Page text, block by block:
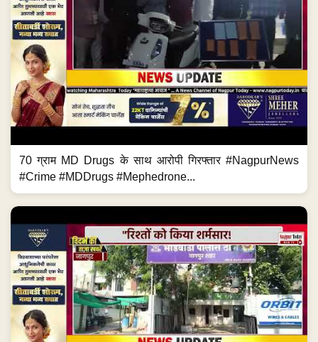
70 ग्राम MD Drugs के साथ आरोपी गिरफ्तार #NagpurNews
#Crime #MDDrugs #Mephedrone...